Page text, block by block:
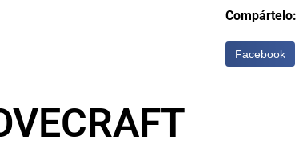
Compártelo:
Facebook